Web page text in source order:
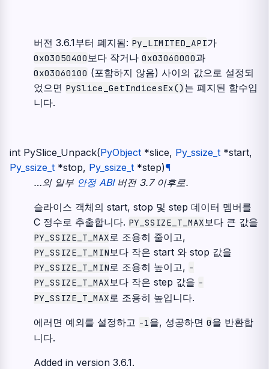
버전 3.6.1부터 폐지됨: Py_LIMITED_API가
0x03050400보다 작거나 0x03060000과
0x03060100 (포함하지 않음) 사이의 값으로 설정되
었으면 PySlice_GetIndicesEx() 는 폐지된 함수입
니다.
int PySlice_Unpack(PyObject *slice, Py_ssize_t *start,
Py_ssize_t *stop, Py_ssize_t *step)¶
…의 일부 안정 ABI버전 3.7 이후로.
슬라이스 객체의 start, stop 및 step 데이터 멤버를
C 정수로 추출합니다. PY_SSIZE_T_MAX 보다 큰 값을
PY_SSIZE_T_MAX 로 조용히 줄이고,
PY_SSIZE_T_MIN 보다 작은 start 와 stop 값을
PY_SSIZE_T_MIN 로 조용히 높이고, -
PY_SSIZE_T_MAX 보다 작은 step 값을 -
PY_SSIZE_T_MAX 로 조용히 높입니다.
에러면 예외를 설정하고 -1을, 성공하면 0을 반환합
니다.
Added in version 3.6.1.